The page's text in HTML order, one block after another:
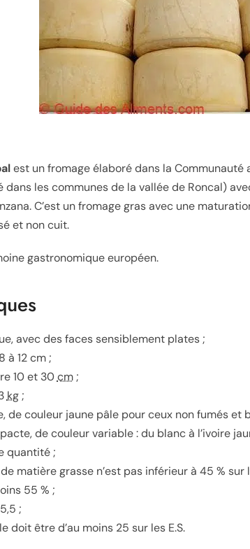
est un fromage élaboré dans la Communauté
dans les communes de la vallée de Roncal)
C’est un fromage gras avec une
et non cuit.
gastronomique européen.
avec des faces sensiblement plates ;
à 12 cm ;
10 et 30cm;
kg;
de couleur jaune pâle pour ceux non fumés et
de couleur variable : du blanc à l’ivoire
quantité ;
matière grasse n’est pas inférieur à 45 % sur
55 % ;
;
doit être d’au moins 25 sur les E.S.